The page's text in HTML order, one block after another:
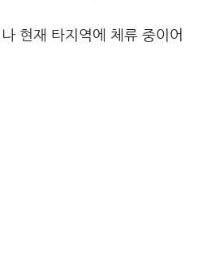
현재 타지역에 체류 중이어